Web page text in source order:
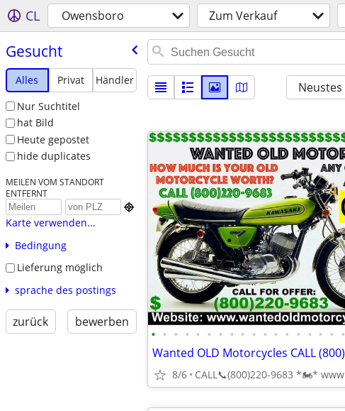
CL Owensboro Zum Verkauf
Gesucht
Alles Privat
Händler
Nur Suchtitel
hat Bild
Heute gepostet
hide duplicates
MEILEN VOM STANDORT
ENTFERNT

Karte verwenden...
Bedingung
Lieferung möglich
sprache des postings
zurück bewerben
Neustes
• • • • • • • • • • • • • • • • • •
8/6